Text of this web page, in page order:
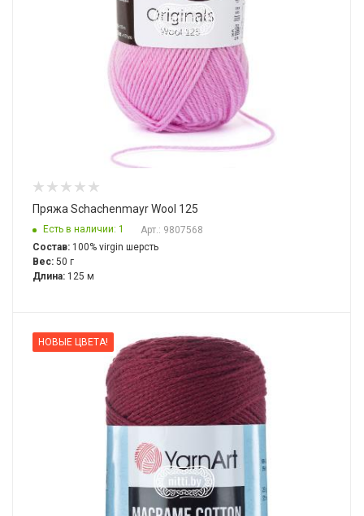
Пряжа Schachenmayr Wool 125
Есть в наличии: 1
Арт.: 9807568
Состав: 100% virgin шерсть
Вес: 50 г
Длина: 125 м
НОВЫЕ ЦВЕТА!